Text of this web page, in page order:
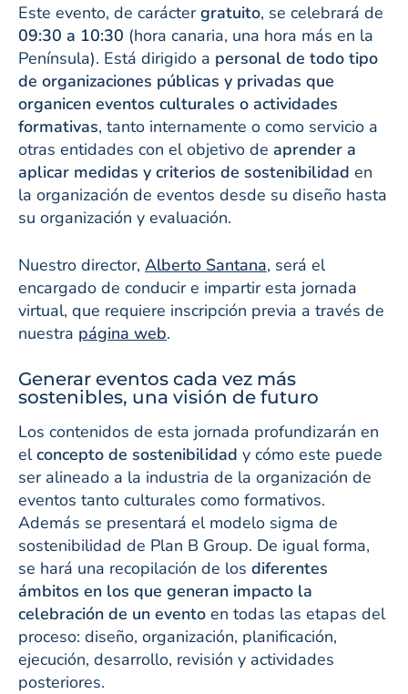
Este evento, de caráctergratuito, se celebrará de
09:30 a 10:30 (hora canaria, una hora más en la
Península). Está dirigido a personal de todo tipo
de organizaciones públicas y privadas que
organicen eventos culturales o actividades
formativas, tanto internamente o como servicio a
otras entidades con el objetivo de aprender a
aplicar medidas y criterios de sostenibilidad en
la organización de eventos desde su diseño hasta
su organización y evaluación.
Nuestro director, Alberto Santana, será el
encargado de conducir e impartir esta jornada
virtual, que requiere inscripción previa a través de
nuestra página web.
Generar eventos cada vez más
sostenibles, una visión de futuro
Los contenidos de esta jornada profundizarán en
elconcepto de sostenibilidad y cómo este puede
ser alineado a la industria de la organización de
eventos tanto culturales como formativos.
Además se presentará el modelo sigma de
sostenibilidad de Plan B Group. De igual forma,
se hará una recopilación de los diferentes
ámbitos en los que generan impacto la
celebración de un evento en todas las etapas del
proceso: diseño, organización, planificación,
ejecución, desarrollo, revisión y actividades
posteriores.